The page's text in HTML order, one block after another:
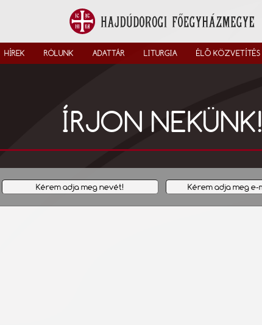
HÍREK RÓLUNK ADATTÁR LITURGIA ÉLŐ KÖZVETÍTÉS
ÍRJON NEKÜNK!